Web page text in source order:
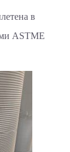
в
ASTME